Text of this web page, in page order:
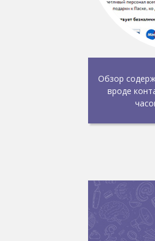
Обзор
вроде